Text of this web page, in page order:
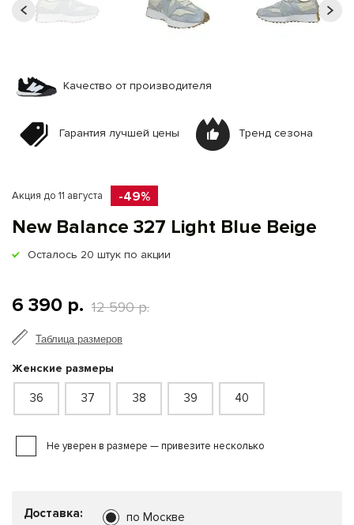
Качество от производителя
Гарантия лучшей цены Тренд сезона
Акция до 11 августа -49%
New Balance 327 Light Blue Beige
Осталось 20 штук по акции
6 390 р. 12 590 р.
Таблица размеров
Женские размеры
36 37 38 39 40
Не уверен в размере — привезите несколько
Доставка: по Москве